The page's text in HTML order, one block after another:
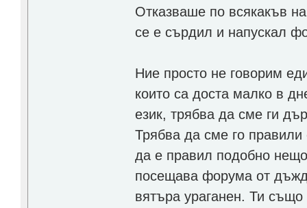
Отказваше по всякакъв
се е сърдил и напускал
Ние просто не говорим
които са доста малко в
език, трябва да сме ги
Трябва да сме го правили
да е правил подобно
посещава форума от
вятъра ураганен. Ти също